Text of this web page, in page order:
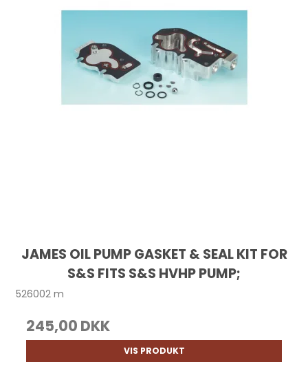
JAMES OIL PUMP GASKET & SEAL KIT FOR
S&S FITS S&S HVHP PUMP;
526002 m
245,00 DKK
VIS PRODUKT